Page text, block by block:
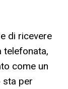
di ricevere
telefonata,
come un
sta per